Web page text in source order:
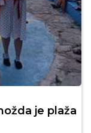
je plaža